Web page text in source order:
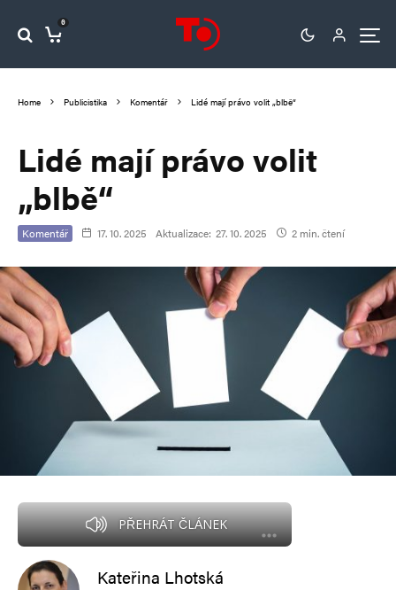
0
Home Publicistika Komentář Lidé mají právo volit „blbě“
Lidé mají právo volit
„blbě“
Komentář 17. 10. 2025 Aktualizace: 27. 10. 2025 2 min. čtení
PŘEHRÁT ČLÁNEK
Kateřina Lhotská